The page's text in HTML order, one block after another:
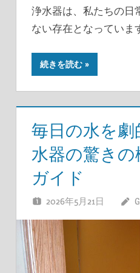
浄水器は、私たちの日
ない存在となっていま
続きを読む
毎日の水を
水器の驚き
ガイド
2026年5月21日